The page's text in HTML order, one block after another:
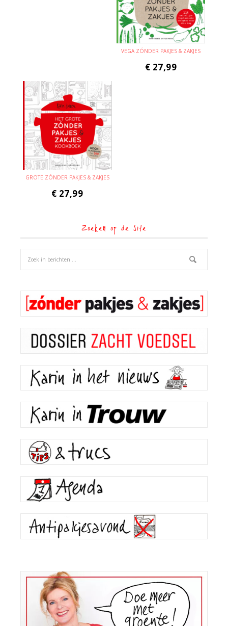
VEGA ZÓNDER PAKJES & ZAKJES
€ 27,99
GROTE ZÓNDER PAKJES & ZAKJES
€ 27,99
Zoeken op de site